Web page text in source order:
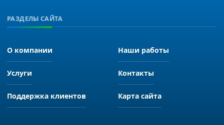
РАЗДЕЛЫ САЙТА
О компании Наши работы
Услуги Контакты
Поддержка клиентов Карта сайта